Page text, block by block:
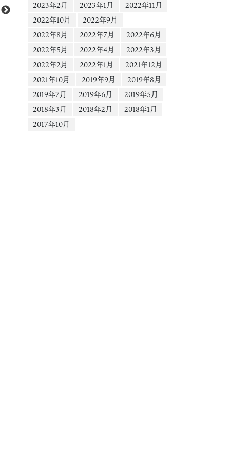
2023年2月
2023年1月
2022年11月
2022年10月
2022年9月
2022年8月
2022年7月
2022年6月
2022年5月
2022年4月
2022年3月
2022年2月
2022年1月
2021年12月
2021年10月
2019年9月
2019年8月
2019年7月
2019年6月
2019年5月
2018年3月
2018年2月
2018年1月
2017年10月